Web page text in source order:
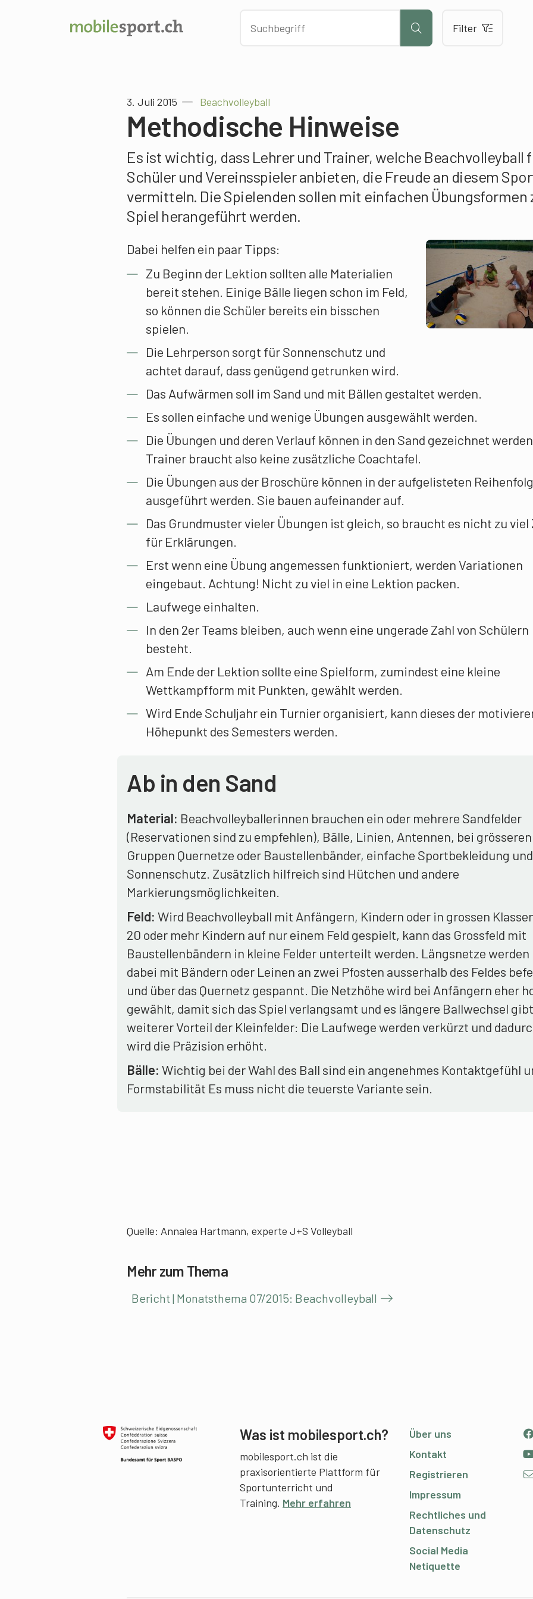
Filter
3. Juli 2015 Beachvolleyball
Methodische Hinweise
Es ist wichtig, dass Lehrer und Trainer, welche Beachvolleyball
Schüler und Vereinsspieler anbieten, die Freude an diesem
vermitteln. Die Spielenden sollen mit einfachen Übungsformen
Spiel herangeführt werden.
Dabei helfen ein paar Tipps:
Zu Beginn der Lektion sollten alle Materialien
bereit stehen. Einige Bälle liegen schon im Feld,
so können die Schüler bereits ein bisschen
spielen.
Die Lehrperson sorgt für Sonnenschutz und
achtet darauf, dass genügend getrunken wird.
Das Aufwärmen soll im Sand und mit Bällen gestaltet werden.
Es sollen einfache und wenige Übungen ausgewählt werden.
Die Übungen und deren Verlauf können in den Sand gezeichnet
Trainer braucht also keine zusätzliche Coachtafel.
Die Übungen aus der Broschüre können in der aufgelisteten
ausgeführt werden. Sie bauen aufeinander auf.
Das Grundmuster vieler Übungen ist gleich, so braucht es nicht zu viel
für Erklärungen.
Erst wenn eine Übung angemessen funktioniert, werden Variationen
eingebaut. Achtung! Nicht zu viel in eine Lektion packen.
Laufwege einhalten.
In den 2er Teams bleiben, auch wenn eine ungerade Zahl von Schülern
besteht.
Am Ende der Lektion sollte eine Spielform, zumindest eine kleine
Wettkampfform mit Punkten, gewählt werden.
Wird Ende Schuljahr ein Turnier organisiert, kann dieses der
Höhepunkt des Semesters werden.
Ab in den Sand
Material: Beachvolleyballerinnen brauchen ein oder mehrere Sandfelder
(Reservationen sind zu empfehlen), Bälle, Linien, Antennen, bei grösseren
Gruppen Quernetze oder Baustellenbänder, einfache Sportbekleidung und
Sonnenschutz. Zusätzlich hilfreich sind Hütchen und andere
Markierungsmöglichkeiten.
Feld: Wird Beachvolleyball mit Anfängern, Kindern oder in grossen
20 oder mehr Kindern auf nur einem Feld gespielt, kann das Grossfeld mit
Baustellenbändern in kleine Felder unterteilt werden. Längsnetze werden
dabei mit Bändern oder Leinen an zwei Pfosten ausserhalb des Feldes
und über das Quernetz gespannt. Die Netzhöhe wird bei Anfängern eher
gewählt, damit sich das Spiel verlangsamt und es längere Ballwechsel
weiterer Vorteil der Kleinfelder: Die Laufwege werden verkürzt und
wird die Präzision erhöht.
Bälle: Wichtig bei der Wahl des Ball sind ein angenehmes Kontaktgefühl
Formstabilität Es muss nicht die teuerste Variante sein.
Quelle: Annalea Hartmann, experte J+S Volleyball
Mehr zum Thema
Bericht | Monatsthema 07/2015: Beachvolleyball
Was ist mobilesport.ch?
mobilesport.ch ist die
praxisorientierte Plattform für
Sportunterricht und
Training. Mehr erfahren
Über uns
Kontakt
Registrieren
Impressum
Rechtliches und
Datenschutz
Social Media
Netiquette